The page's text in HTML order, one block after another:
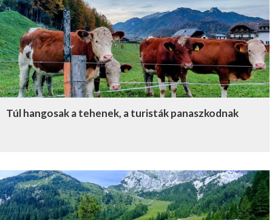
Túl hangosak a tehenek, a turisták panaszkodnak